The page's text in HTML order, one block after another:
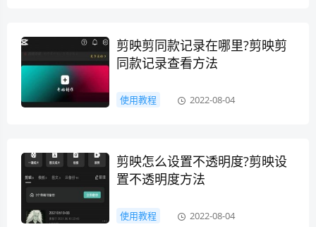
剪映剪同款记录在哪里?剪映剪
同款记录查看方法
使用教程 2022-08-04
剪映怎么设置不透明度?剪映设
置不透明度方法
使用教程 2022-08-04